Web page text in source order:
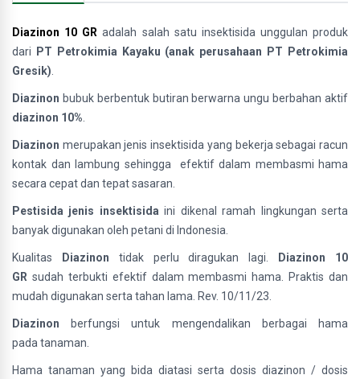
Diazinon 10 GR adalah salah satu insektisida unggulan produk
dari
PT Petrokimia Kayaku (anak perusahaan PT Petrokimia
Gresik)
Diazinon bubuk berbentuk butiran berwarna ungu berbahan aktif
diazinon 10%
Diazinon merupakan jenis insektisida yang bekerja sebagai racun
kontak dan lambung sehingga efektif dalam membasmi hama
secara cepat dan tepat sasaran.
Pestisida jenis insektisida ini dikenal ramah lingkungan serta
banyak digunakan oleh petani di Indonesia.
Kualitas Diazinon tidak perlu diragukan lagi.
Diazinon 10
GR sudah terbukti efektif dalam membasmi hama. Praktis dan
mudah digunakan serta tahan lama. Rev. 10/11/23.
Diazinon berfungsi untuk mengendalikan berbagai hama
pada tanaman.
Hama tanaman yang bida diatasi serta dosis diazinon / dosis